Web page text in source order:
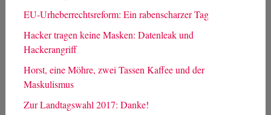
EU-Urheberrechtsreform: Ein rabenscharzer Tag
Hacker tragen keine Masken: Datenleak und
Hackerangriff
Horst, eine Möhre, zwei Tassen Kaffee und der
Maskulismus
Zur Landtagswahl 2017: Danke!